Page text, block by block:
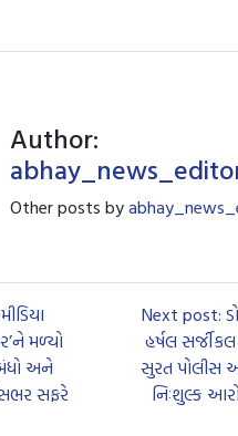
Author:
Other posts by
મળ્યો
અને
સફરે
Next post:
હર્ષલ સર્જીકલ
સુરત પોલીસ
નિઃશુલ્ક